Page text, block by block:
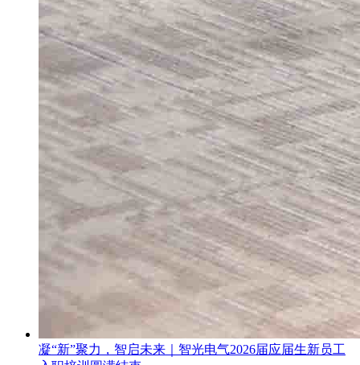
凝“新”聚力，智启未来｜智光电气2026届应届生新员工